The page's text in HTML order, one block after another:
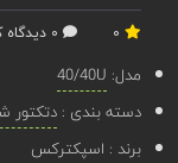
مدل: 40/40U
دسته بندی :دتکتور
برند : اسپکترکس